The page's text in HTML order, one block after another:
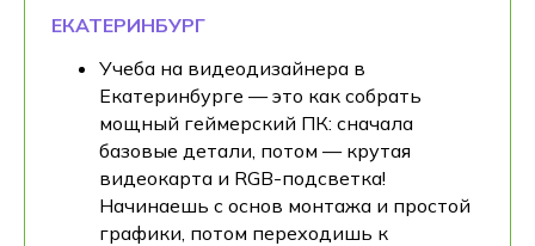
ЕКАТЕРИНБУРГ
Учеба на видеодизайнера в
Екатеринбурге — это как собрать
мощный геймерский ПК: сначала
базовые детали, потом — крутая
видеокарта и RGB-подсветка!
Начинаешь с основ монтажа и простой
графики, потом переходишь к